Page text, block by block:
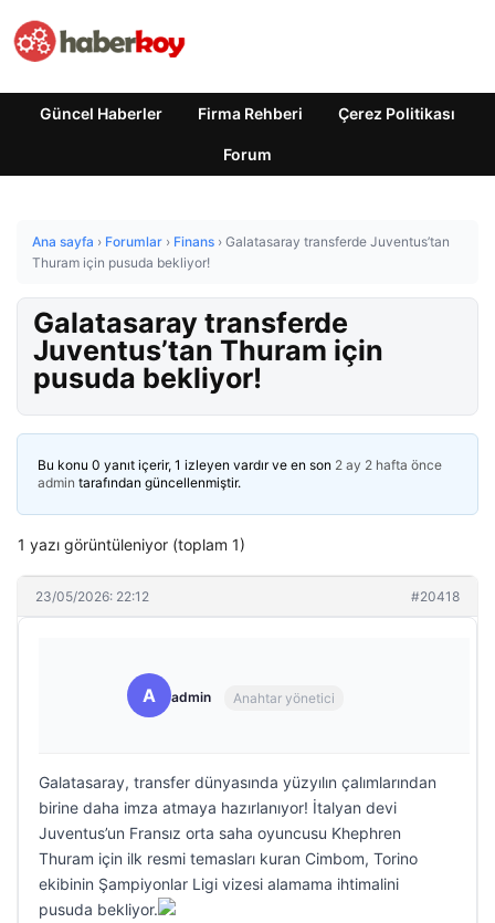
Güncel Haberler Firma Rehberi Çerez Politikası
Forum
Ana sayfa › Forumlar › Finans › Galatasaray transferde Juventus’tan
Thuram için pusuda bekliyor!
Galatasaray transferde
Juventus’tan Thuram için
pusuda bekliyor!
Bu konu 0 yanıt içerir, 1 izleyen vardır ve en son 2 ay 2 hafta önce
admin tarafından güncellenmiştir.
1 yazı görüntüleniyor (toplam 1)
23/05/2026: 22:12 #20418
A admin Anahtar yönetici
Galatasaray, transfer dünyasında yüzyılın çalımlarından
birine daha imza atmaya hazırlanıyor! İtalyan devi
Juventus’un Fransız orta saha oyuncusu Khephren
Thuram için ilk resmi temasları kuran Cimbom, Torino
ekibinin Şampiyonlar Ligi vizesi alamama ihtimalini
pusuda bekliyor.